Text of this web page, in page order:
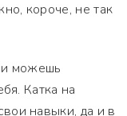
короче, не так
и можешь
Катка на
навыки, да и в